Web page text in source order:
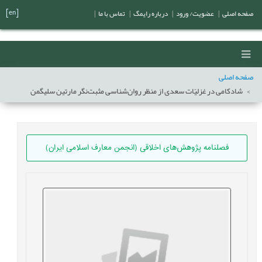
صفحه اصلی
شادکامی در غزلیّات سعدی از منظر روان‌شناسی مثبت‌نگر مارتین سلیگمن
فصلنامه پژوهش‌های اخلاقی (انجمن معارف اسلامی ایران)
صفحه اصلی عضویت/ ورود درباره رایمگ تماس با ما